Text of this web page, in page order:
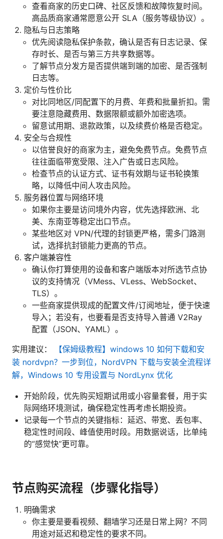
查看商家的历史口碑、社区反馈和故障恢复时间。
高品质商家通常愿意公开 SLA（服务等级协议）。
隐私与日志策略
优先阅读隐私保护条款，确认是否有日志记录、保
存时长、是否与第三方共享数据等。
了解节点分发方是否提供端到端的加密、是否强制
日志等。
定价与性价比
对比同地区/同配置下的月费、年费和批量折扣。需
要注意隐藏费用、数据限额或额外加密选项。
留意试用期、退款政策，以及续费价格是否稳定。
安全与合规性
以信誉良好的商家为主，避免免费节点。免费节点
往往面临带宽受限、注入广告或日志风险。
检查节点的认证方式、证书有效期与证书轮换策
略，以降低中间人攻击风险。
服务器位置与网络环境
如果你主要是访问境外内容，优先选择欧洲、北
美、东南亚等稳定出口节点。
某些地区对 VPN/代理的封锁更严格，需多门路测
试，选择抗封锁能力更高的节点。
客户端兼容性
确认你打算使用的设备和客户端版本对所选节点协
议的支持情况（VMess、VLess、WebSocket、
TLS）。
一些商家提供现成的配置文件/订阅地址，便于快速
导入；若没有，也要看是否支持导入普通 V2Ray
配置（JSON、YAML）。
实用建议：
【保姆级教程】windows 10 如何下载和安
装 nordvpn？一步到位，NordVPN 下载与安装全流程详
解，Windows 10 专用设置与 NordLynx 优化
开始阶段，优先购买短期试用或小容量套餐，用于实
际网络环境测试，确保稳定性再考虑长期投资。
记录每一个节点的关键指标：延迟、带宽、丢包率、
稳定性时间段、峰值使用时段。用数据说话，比单纯
的“感觉快”更可靠。
节点购买流程（步骤化指导）
明确需求
你主要是要看视频、翻墙学习还是日常上网？不同
用途对延迟和稳定性的要求不同。